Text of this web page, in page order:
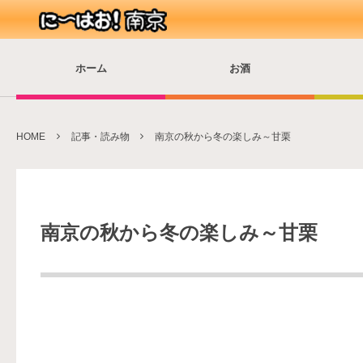
ホーム お酒
HOME 記事・読み物 南京の秋から冬の楽しみ～甘栗
南京の秋から冬の楽しみ～甘栗